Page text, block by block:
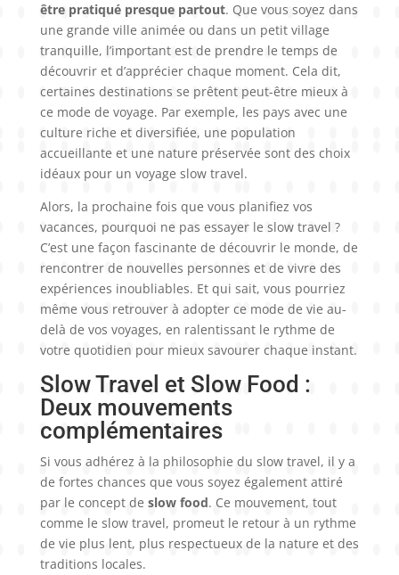
être pratiqué presque partout. Que vous soyez dans
une grande ville animée ou dans un petit village
tranquille, l’important est de prendre le temps de
découvrir et d’apprécier chaque moment. Cela dit,
certaines destinations se prêtent peut-être mieux à
ce mode de voyage. Par exemple, les pays avec une
culture riche et diversifiée, une population
accueillante et une nature préservée sont des choix
idéaux pour un voyage slow travel.
Alors, la prochaine fois que vous planifiez vos
vacances, pourquoi ne pas essayer le slow travel ?
C’est une façon fascinante de découvrir le monde, de
rencontrer de nouvelles personnes et de vivre des
expériences inoubliables. Et qui sait, vous pourriez
même vous retrouver à adopter ce mode de vie au-
delà de vos voyages, en ralentissant le rythme de
votre quotidien pour mieux savourer chaque instant.
Slow Travel et Slow Food :
Deux mouvements
complémentaires
Si vous adhérez à la philosophie du slow travel, il y a
de fortes chances que vous soyez également attiré
par le concept de slow food. Ce mouvement, tout
comme le slow travel, promeut le retour à un rythme
de vie plus lent, plus respectueux de la nature et des
traditions locales.